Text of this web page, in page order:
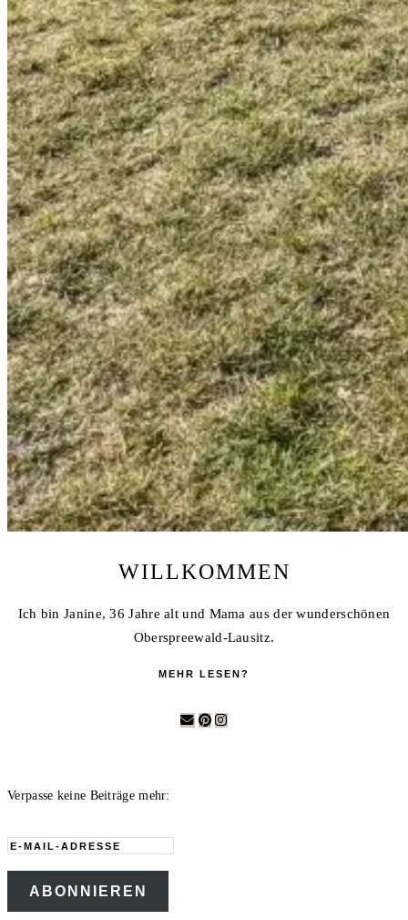
WILLKOMMEN
Ich bin Janine, 36 Jahre alt und Mama aus der wunderschönen
Oberspreewald-Lausitz.
MEHR LESEN?
Verpasse keine Beiträge mehr:
E-
Mail-
Adresse
ABONNIEREN